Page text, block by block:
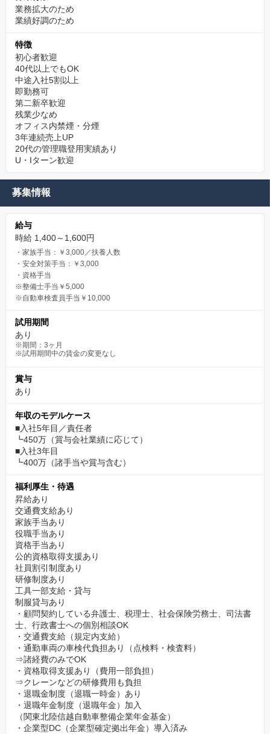
業務拡大のため
業績好調のため
特徴
初心者歓迎
40代以上でもOK
中途入社5割以上
即勤務可
第二新卒歓迎
残業少なめ
オフィス内禁煙・分煙
3年連続売上UP
20代の管理職登用実績あり
U・Iターン歓迎
募集情報
給与
時給 1,400～1,600円
・家族手当：￥3,000／扶養人数
・安全対策手当：￥3,000
・資格手当
※整備士手当￥5,000
※自動車検査員手当￥10,000
試用期間
あり
※期間：3ヶ月
※試用期間中の賃金の変更なし
賞与
あり
年収のモデルケース
■入社5年目／責任者
┗450万（賞与会社業績に応じて）
■入社3年目
┗400万（諸手当や賞与含む）
福利厚生・待遇
昇給あり
交通費支給あり
家族手当あり
役職手当あり
資格手当あり
公的資格取得支援あり
社員割引制度あり
研修制度あり
工具一部支給・貸与
制服貸与あり
・顧問契約している弁護士、税理士、社会保険労務士、司法書
士、行政書士への個別相談OK
・交通費支給（規定内支給）
・通勤車両の車検代負担あり（点検料・検査料）
⇒諸経費のみでOK
・資格取得支援あり（費用一部負担）
⇒クレーンなどの研修費用も負担
・退職金制度（退職一時金）あり
・退職年金制度（退職年金）加入
（関東北陸信越自動車整備企業年金基金）
・企業型DC（企業型確定拠出年金）導入済み